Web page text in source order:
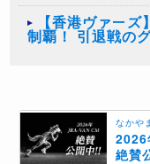
【香港ヴァー
制覇！ 引退戦の
なかや
2026
絶賛